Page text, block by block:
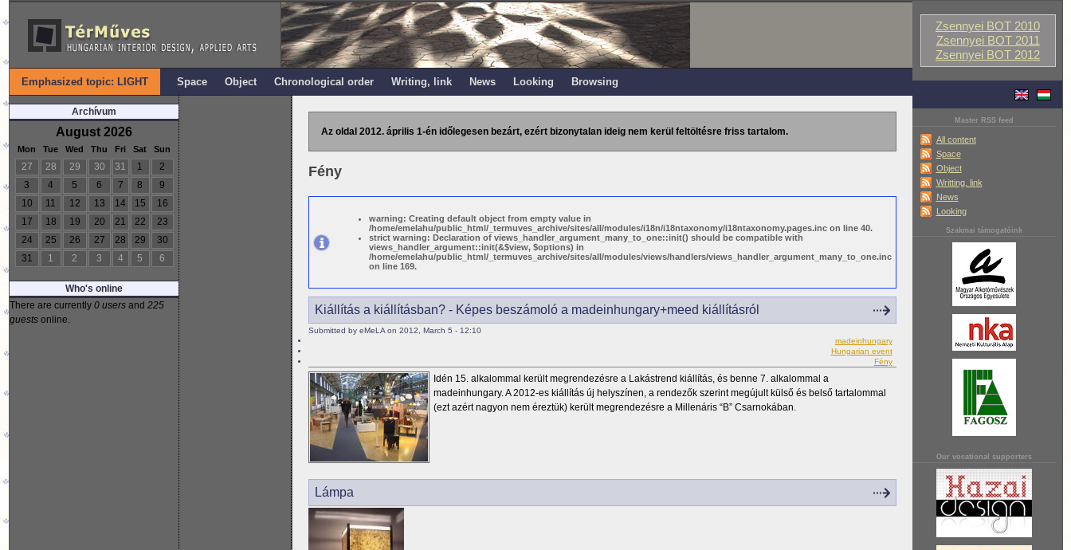
Zsennyei BOT 2010
Zsennyei BOT 2011
Zsennyei BOT 2012
Master RSS feed
All content
Space
Object
Writting, link
News
Looking
Szakmai támogatóink
Our vocational supporters
Emphasized topic: LIGHT Space Object Chronological order Writing, link News Looking Browsing
Archívum
August 2026
Mon Tue Wed Thu Fri Sat Sun
27 28 29 30 31 1
2
3
4 5 6 7 8
9
10
11 12 13 14 15
16
17
18 19 20 21 22
23
24
25 26 27 28 29
30
31
1 2 3 4 5 6
Who's online
There are currently 0 usersand 225
guestsonline.
Az oldal 2012. április 1-én időlegesen bezárt, ezért bizonytalan ideig nem kerül feltöltésre friss tartalom.
Fény
warning: Creating default object from empty value in
/home/emelahu/public_html/_termuves_archive/sites/all/modules/i18n/i18ntaxonomy/i18ntaxonomy.pages.inc on line 40.
strict warning: Declaration of views_handler_argument_many_to_one::init() should be compatible with
views_handler_argument::init(&$view, $options) in
/home/emelahu/public_html/_termuves_archive/sites/all/modules/views/handlers/views_handler_argument_many_to_one.inc
on line 169.
Kiállítás a kiállításban? - Képes beszámoló a madeinhungary+meed kiállításról
Submitted by eMeLA on 2012, March 5 - 12:10
madeinhungary
Hungarian event
Fény
Idén 15. alkalommal került megrendezésre a Lakástrend kiállítás, és benne 7. alkalommal a
madeinhungary. A 2012-es kiállítás új helyszínen, a rendezők szerint megújult külső és belső tartalommal
(ezt azért nagyon nem éreztük) került megrendezésre a Millenáris “B” Csarnokában.
Lámpa